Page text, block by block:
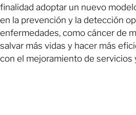
finalidad adoptar un nuevo
en la prevención y la detección
enfermedades, como cáncer de
salvar más vidas y hacer más
con el mejoramiento de servicios